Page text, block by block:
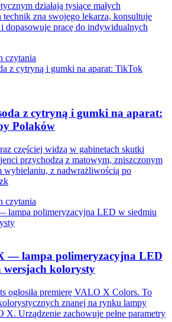
działają tysiące małych
zna swojego lekarza, konsultuje
dopasowuje pracę do indywidualnych
czytania
z cytryną i gumki na aparat:
Polaków
częściej widzą w gabinetach skutki
przychodzą z matowym, zniszczonym
z nadwrażliwością po
czytania
— lampa polimeryzacyjna LED
wersjach kolorysty
ogłosiła premierę VALO X Colors. To
znanej na rynku lampy
Urządzenie zachowuje pełne parametry